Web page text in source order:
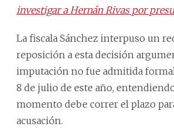
investigar a Hernán Rivas por
La fiscala Sánchez interpuso un
reposición a esta decisión
imputación no fue admitida
8 de julio de este año,
momento debe correr el plazo
acusación.